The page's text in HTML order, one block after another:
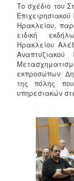
Το σχέδιο του
Ηρακλείου,
ειδική
Ηρακλείου
εκπροσώπων
της πόλης
υπηρεσιακών